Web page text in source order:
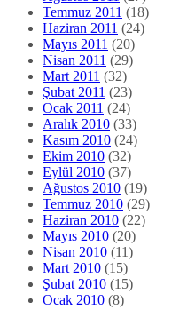
Temmuz 2011 (18)
Haziran 2011 (24)
Mayıs 2011 (20)
Nisan 2011 (29)
Mart 2011 (32)
Şubat 2011 (23)
Ocak 2011 (24)
Aralık 2010 (33)
Kasım 2010 (24)
Ekim 2010 (32)
Eylül 2010 (37)
Ağustos 2010 (19)
Temmuz 2010 (29)
Haziran 2010 (22)
Mayıs 2010 (20)
Nisan 2010 (11)
Mart 2010 (15)
Şubat 2010 (15)
Ocak 2010 (8)